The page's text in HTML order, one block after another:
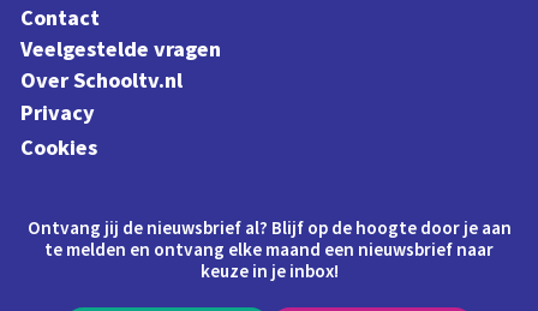
Contact
Veelgestelde vragen
Over Schooltv.nl
Privacy
Cookies
Ontvang jij de nieuwsbrief al? Blijf op de hoogte door je aan
te melden en ontvang elke maand een nieuwsbrief naar
keuze in je inbox!